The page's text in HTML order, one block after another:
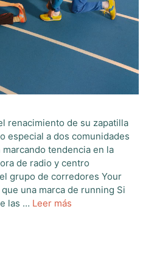
renacimiento de su zapatilla
especial a dos comunidades
tendencia en la
de radio y centro
grupo de corredores Your
una marca de running Si
las … Leer más